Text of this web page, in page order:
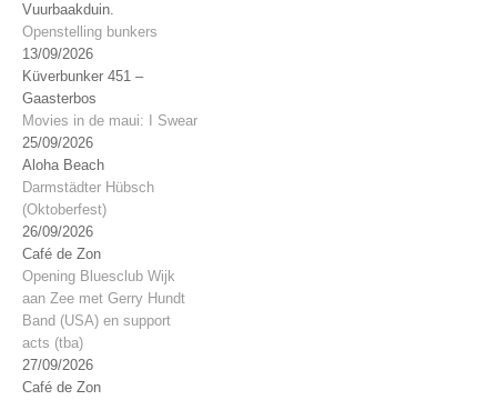
Vuurbaakduin.
Openstelling bunkers
13/09/2026
Küverbunker 451 –
Gaasterbos
Movies in de maui: I Swear
25/09/2026
Aloha Beach
Darmstädter Hübsch
(Oktoberfest)
26/09/2026
Café de Zon
Opening Bluesclub Wijk
aan Zee met Gerry Hundt
Band (USA) en support
acts (tba)
27/09/2026
Café de Zon